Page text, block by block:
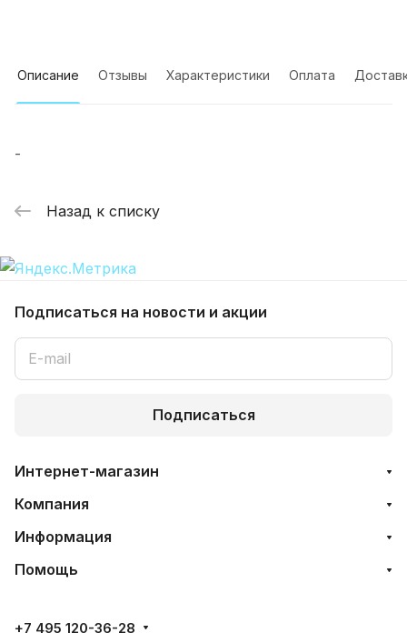
Описание Отзывы Характеристики Оплата
-
Назад к списку
Подписаться на новости и акции
Подписаться
Интернет-магазин
Компания
Информация
Помощь
+7 495 120-36-28